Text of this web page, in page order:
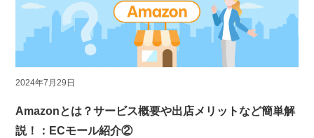
2024年7月29日
Amazonとは？サービス概要や出店メリットなど簡単解
説！：ECモール紹介②